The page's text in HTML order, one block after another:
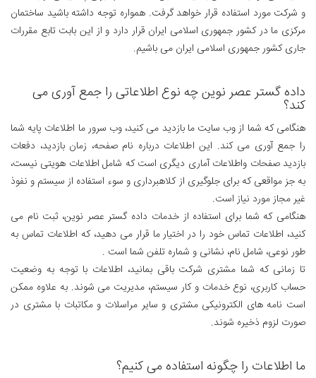
و شرکت مورد استفاده قرار خواهد گرفت. همواره توجه داشته باشید ساختمان
مرکزی ما در کشور جمهوری اسلامی ایران قرار دارد و از این بابت تابع مقررات
جاری کشور جمهوری اسلامی ایران می باشیم.
داده گستر عصر نوین چه نوع اطلاعاتی را جمع آوری می
کند؟
هنگامی که شما از وب سایت ما بازدید می کنید، وب سرور ما اطلاعات پایه شما
را جمع آوری می کند. این اطلاعات درباره نام صفحه، زمان بازدید، دفعات
بازدید صفحات واطلاعات آماری دیگری است که شامل اطلاعات هویتی نیست،
به جز مواقعی که برای جلوگیری از کلاهبرداری و سوء استفاده از سیستم و نفوذ
غیر مجاز مورد نیاز است.
هنگامی که شما برای استفاده از خدمات داده گستر عصر نوین، ثبت نام می
کنید، اطلاعات تماس خود را در اختیار ما قرار می دهید، که اطلاعات تماس به
طور نوعی، شامل نام، نشانی و شماره تلفن شما است .
تا زمانی که شما مشتری شرکت باقی بمانید، اطلاعات با توجه به وضعیت
حساب کاربری، نوع خدمات و کار سیستم، مدیریت می شوند. به علاوه ممکن
است نامه های الکترونیکی مشتری و سایر مراسلات و مکاتبات با مشتری در
صورت لزوم ذخیره شوند.
ما اطلاعات را چگونه استفاده می کنیم؟